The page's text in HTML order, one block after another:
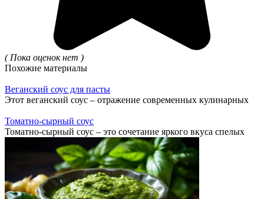
( Пока оценок нет )
Похожие материалы
Веганский соус для пасты
Этот веганский соус – отражение современных кулинарных
Томатно-сырный соус
Томатно-сырный соус – это сочетание яркого вкуса спелых